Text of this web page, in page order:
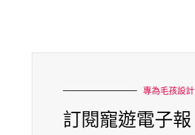
專為毛孩設計
訂閱寵遊電子報